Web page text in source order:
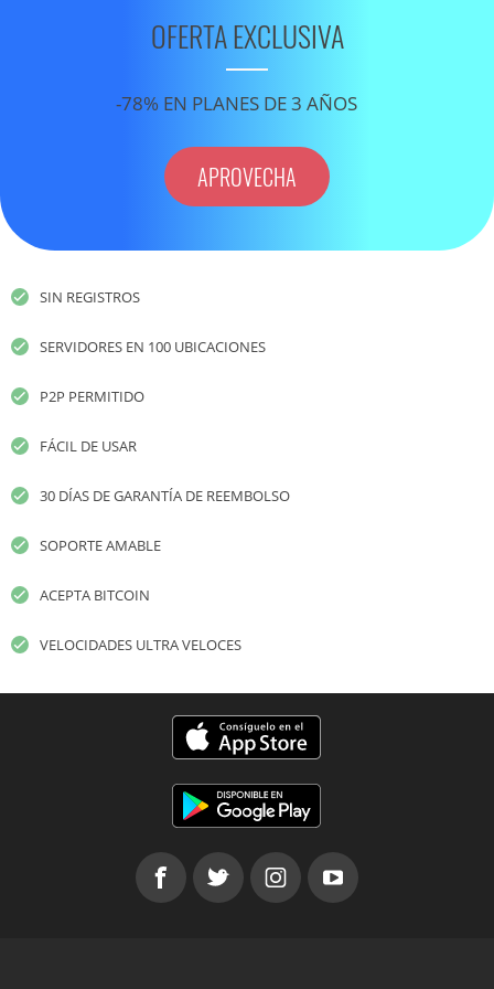
OFERTA EXCLUSIVA
-78% EN PLANES DE 3 AÑOS
APROVECHA
SIN REGISTROS
SERVIDORES EN 100 UBICACIONES
P2P PERMITIDO
FÁCIL DE USAR
30 DÍAS DE GARANTÍA DE REEMBOLSO
SOPORTE AMABLE
ACEPTA BITCOIN
VELOCIDADES ULTRA VELOCES